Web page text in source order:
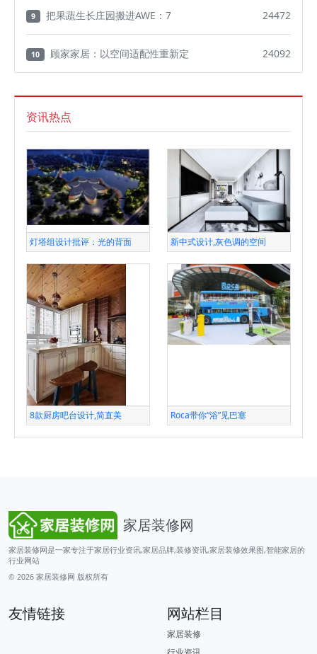
9 把果蔬生长庄园搬进AWE：7 24472
10 顾家家居：以空间适配性重新定 24092
资讯热点
灯塔组设计批评：光的背面 新中式设计,灰色调的空间
8款厨房吧台设计,简直美 Roca带你“浴”见巴塞
家居装修网
家居装修网是一家专注于家居行业资讯,家居品牌,装修资讯,家居装修效果图,智能家居的
行业网站
© 2026 家居装修网 版权所有
友情链接 网站栏目
家居装修